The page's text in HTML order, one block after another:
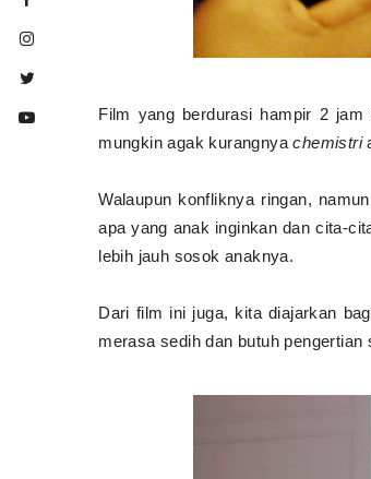
Film yang berdurasi hampir 2 jam
mungkin agak kurangnya chemistri
Walaupun konfliknya ringan,
apa yang anak inginkan dan cita-
lebih jauh sosok anaknya.
Dari film ini juga, kita diajarkan
merasa sedih dan butuh